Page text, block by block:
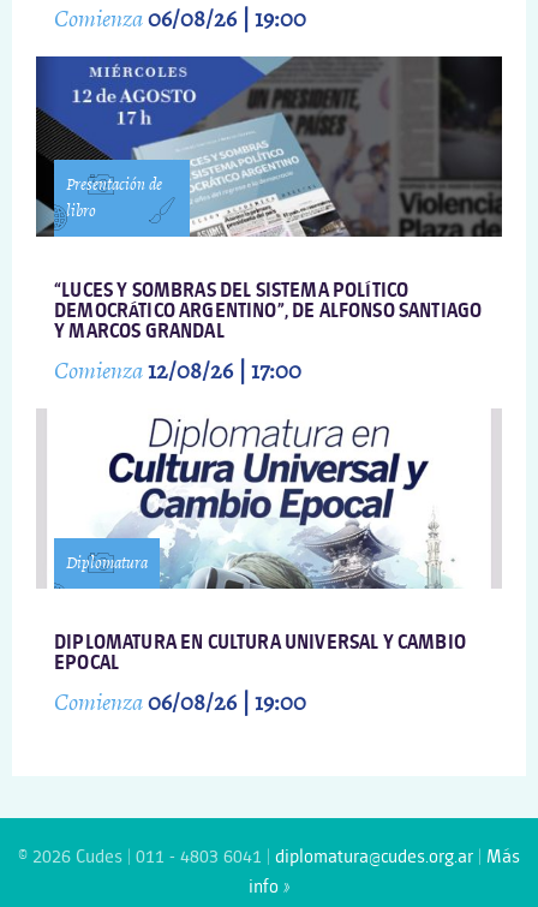
Comienza06/08/26 | 19:00
Presentación de
libro
“LUCES Y SOMBRAS DEL SISTEMA POLÍTICO
DEMOCRÁTICO ARGENTINO”, DE ALFONSO SANTIAGO
Y MARCOS GRANDAL
Comienza12/08/26 | 17:00
Diplomatura
DIPLOMATURA EN CULTURA UNIVERSAL Y CAMBIO
EPOCAL
Comienza06/08/26 | 19:00
© 2026 Cudes | 011 - 4803 6041 | diplomatura@cudes.org.ar
Más
info »